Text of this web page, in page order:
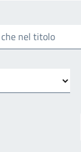
nel titolo